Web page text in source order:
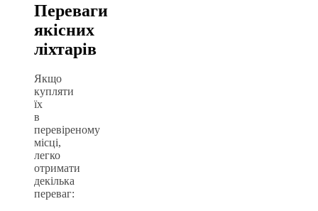
Переваги
якісних
ліхтарів
Якщо
купляти
їх
в
перевіреному
місці,
легко
отримати
декілька
переваг: